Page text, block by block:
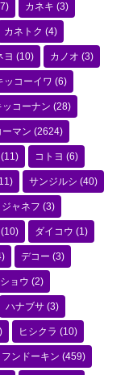
カネキ (3)
カネトク (4)
ヨ (10) カノオ (3)
ッコーイワ (6)
ッコーナン (28)
ーマン (2624)
(11) コトヨ (6)
サンジルシ (40)
ジャネフ (3)
(10) ダイコウ (1)
デコー (3)
ョウ (2)
ハナブサ (3)
ヒシクラ (10)
フンドーキン (459)